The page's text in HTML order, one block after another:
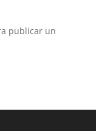
publicar un